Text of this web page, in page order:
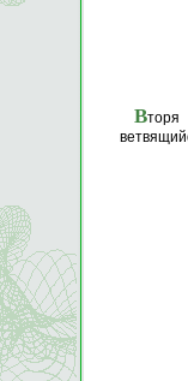
В